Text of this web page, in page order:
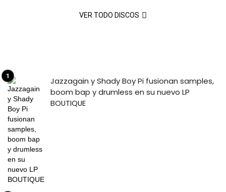
VER TODO DISCOS
Jazzagain y Shady Boy Pi fusionan samples,
boom bap y drumless en su nuevo LP
BOUTIQUE